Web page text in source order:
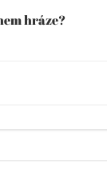
hráze?